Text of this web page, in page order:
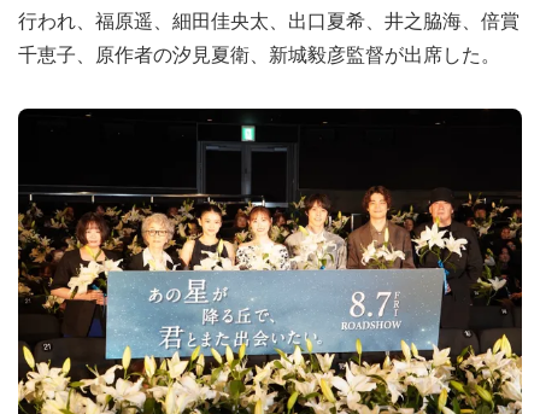
行われ、福原遥、細田佳央太、出口夏希、井之脇海、倍賞
千恵子、原作者の汐見夏衛、新城毅彦監督が出席した。